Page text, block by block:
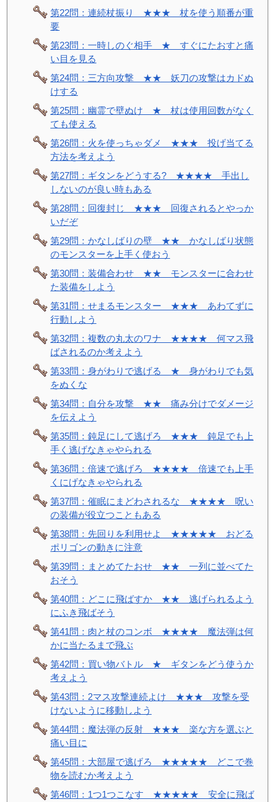
第22問：連続杖振り ★★★ 杖を使う順番が重
要
第23問：一時しのぐ相手 ★ すぐにたおすと痛
い目を見る
第24問：三方向攻撃 ★★ 妖刀の攻撃はカドぬ
けする
第25問：幽霊で壁ぬけ ★ 杖は使用回数がなく
ても使える
第26問：火を使っちゃダメ ★★★ 投げ当てる
方法を考えよう
第27問：ギタンをどうする? ★★★★ 手出し
しないのが良い時もある
第28問：回復封じ ★★★ 回復されるとやっか
いだぞ
第29問：かなしばりの壁 ★★ かなしばり状態
のモンスターを上手く使おう
第30問：装備合わせ ★★ モンスターに合わせ
た装備をしよう
第31問：せまるモンスター ★★★ あわてずに
行動しよう
第32問：複数の丸太のワナ ★★★★ 何マス飛
ばされるのか考えよう
第33問：身がわりで逃げる ★ 身がわりでも気
をぬくな
第34問：自分を攻撃 ★★ 痛み分けでダメージ
を伝えよう
第35問：鈍足にして逃げろ ★★★ 鈍足でも上
手く逃げなきゃやられる
第36問：倍速で逃げろ ★★★★ 倍速でも上手
くにげなきゃやられる
第37問：催眠にまどわされるな ★★★★ 呪い
の装備が役立つこともある
第38問：先回りを利用せよ ★★★★★ おどる
ポリゴンの動きに注意
第39問：まとめてたおせ ★★ 一列に並べてた
おそう
第40問：どこに飛ばすか ★★ 逃げられるよう
にふき飛ばそう
第41問：肉と杖のコンボ ★★★★ 魔法弾は何
かに当たるまで飛ぶ
第42問：買い物バトル ★ ギタンをどう使うか
考えよう
第43問：2マス攻撃連続よけ ★★★ 攻撃を受
けないように移動しよう
第44問：魔法弾の反射 ★★★ 楽な方を選ぶと
痛い目に
第45問：大部屋で逃げろ ★★★★★ どこで巻
物を読むか考えよう
第46問：1つ1つこなす ★★★★★ 安全に飛ば